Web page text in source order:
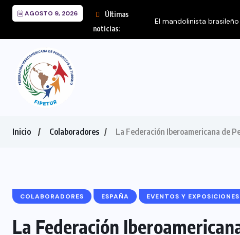
AGOSTO 9, 2026
Últimas
noticias:
El mandolinista
Inicio Colaboradores La Federación Iberoamericana de
COLABORADORES ESPAÑA EVENTOS Y EXPOSICIONES
La Federación